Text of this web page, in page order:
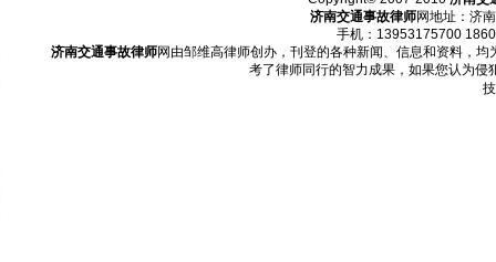
济南交通事故律师网地址：济
手机：13953175700
济南交通事故律师网由邹维高律师创办，刊登的各种新闻、信息和资料，均
考了律师同行的智力成果，如果您认为侵